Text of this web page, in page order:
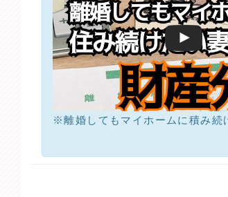
※離婚してもマイホームに積み続